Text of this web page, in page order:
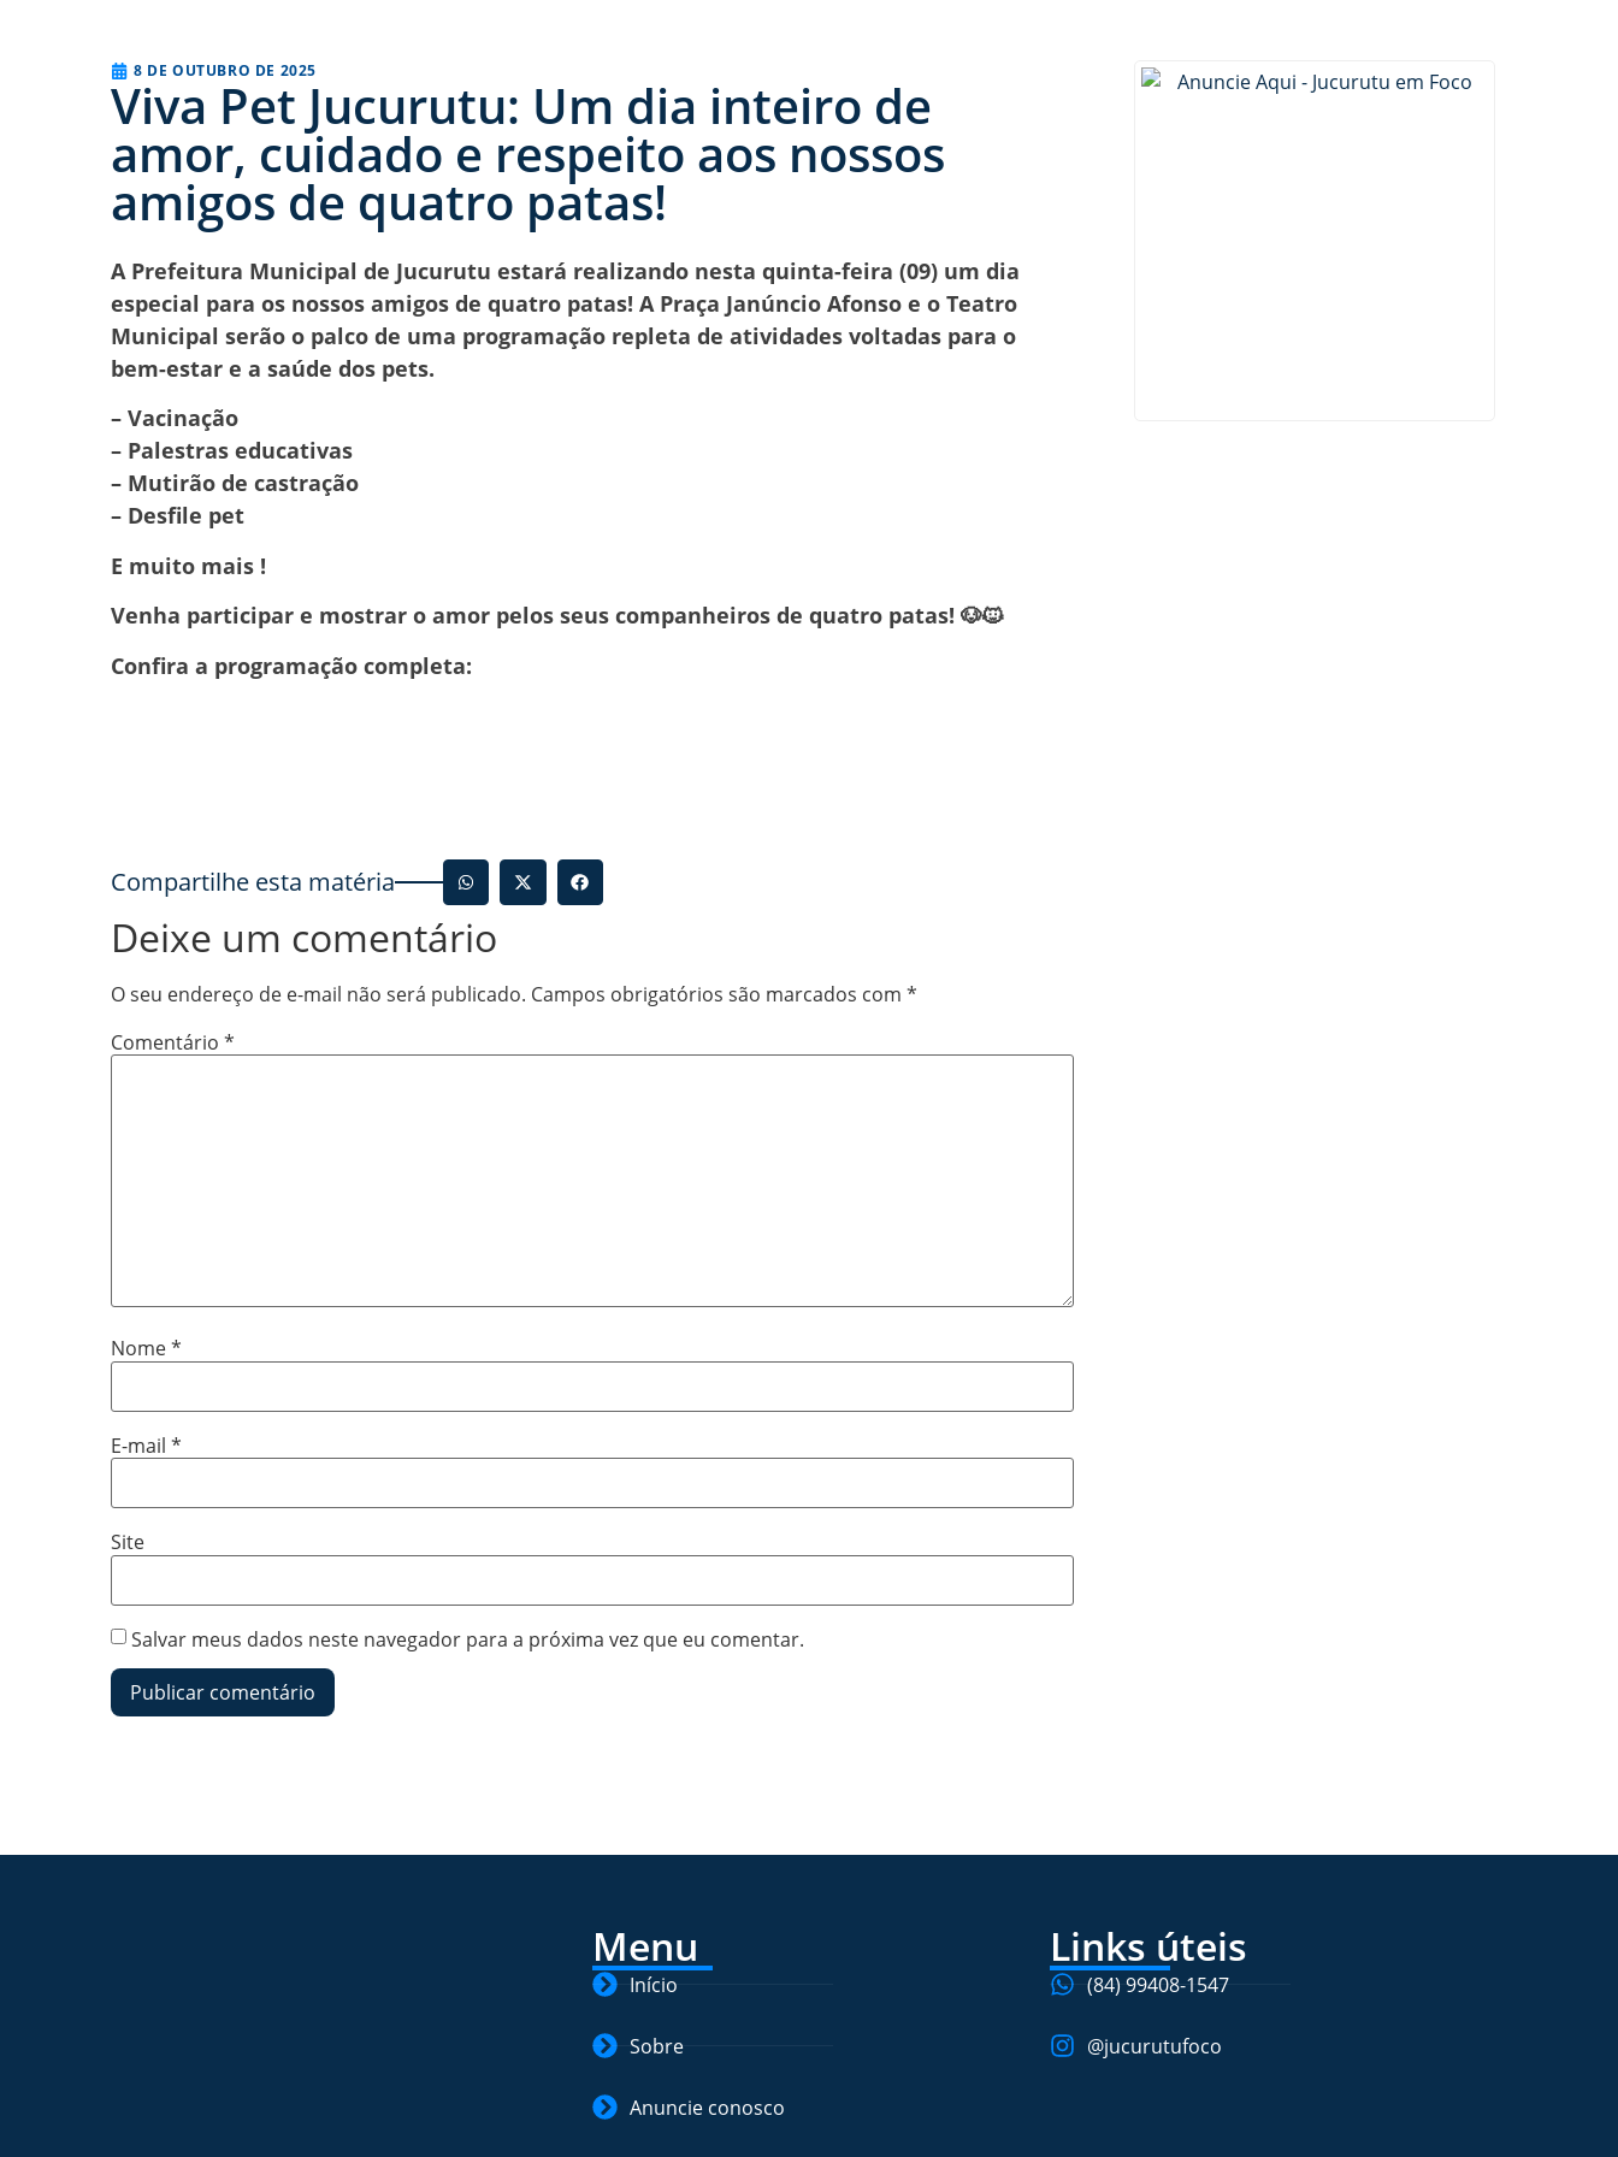
8 DE OUTUBRO DE 2025
Viva Pet Jucurutu: Um dia inteiro de
amor, cuidado e respeito aos nossos
amigos de quatro patas!
A Prefeitura Municipal de Jucurutu estará realizando nesta quinta-feira (09) um dia
especial para os nossos amigos de quatro patas! A Praça Janúncio Afonso e o Teatro
Municipal serão o palco de uma programação repleta de atividades voltadas para o
bem-estar e a saúde dos pets.
– Vacinação
– Palestras educativas
– Mutirão de castração
– Desfile pet
E muito mais !
Venha participar e mostrar o amor pelos seus companheiros de quatro patas! 🐶🐱
Confira a programação completa:
Compartilhe esta matéria
Deixe um comentário
O seu endereço de e-mail não será publicado. Campos obrigatórios são marcados com *
Comentário *
Nome*
E-mail *
Site
Salvar meus dados neste navegador para a próxima vez que eu comentar.
Menu
Início
Sobre
Anuncie conosco
Links úteis
(84) 99408-1547
@jucurutufoco